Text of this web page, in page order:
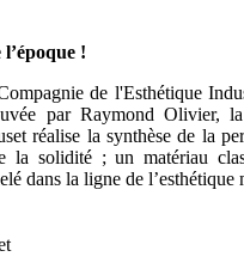
!
de l'Esthétique
par Raymond Olivier,
réalise la synthèse de la
la solidité ; un matériau
dans la ligne de l’esthétique